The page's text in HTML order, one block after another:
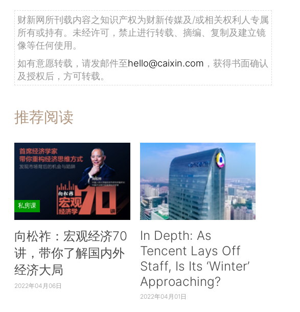
财新网所刊载内容之知识产权为财新传媒及/或相关权利人专属
所有或持有。未经许可，禁止进行转载、摘编、复制及建立镜
像等任何使用。
如有意愿转载，请发邮件至hello@caixin.com ，获得书面确认
及授权后，方可转载。
推荐阅读
私房课
向松祚：宏观经济70
讲，带你了解国内外
经济大局
2022年04月06日
In Depth: As
Tencent Lays Off
Staff, Is Its ‘Winter’
Approaching?
2022年04月01日